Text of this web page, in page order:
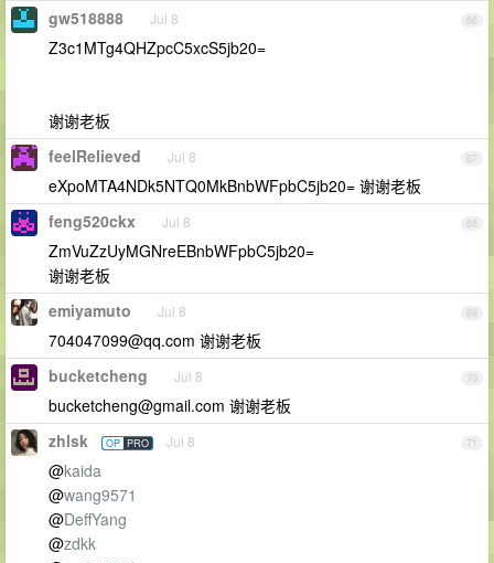
66
gw518888 Jul 8
Z3c1MTg4QHZpcC5xcS5jb20=
谢谢老板
67
feelRelieved Jul 8
eXpoMTA4NDk5NTQ0MkBnbWFpbC5jb20= 谢谢老板
68
feng520ckx Jul 8
ZmVuZzUyMGNreEBnbWFpbC5jb20=
谢谢老板
69
emiyamuto Jul 8
704047099@qq.com 谢谢老板
70
bucketcheng Jul 8
bucketcheng@gmail.com 谢谢老板
71
zhlsk OP PRO Jul 8
@kaida
@wang9571
@DeffYang
@zdkk